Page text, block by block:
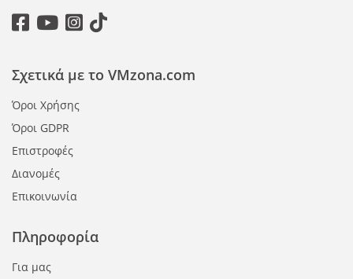
Πληροφορία
Για μας
Σχετικά με το VMzona.com
Όροι Χρήσης
Όροι GDPR
Επιστροφές
Διανομές
Επικοινωνία